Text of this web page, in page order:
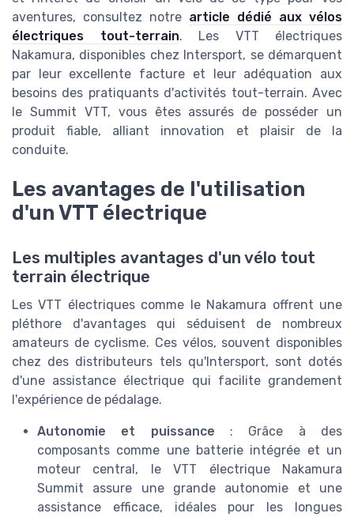
aventures, consultez notre article dédié aux vélos
électriques tout-terrain. Les VTT électriques
Nakamura, disponibles chez Intersport, se démarquent
par leur excellente facture et leur adéquation aux
besoins des pratiquants d'activités tout-terrain. Avec
le Summit VTT, vous êtes assurés de posséder un
produit fiable, alliant innovation et plaisir de la
conduite.
Les avantages de l'utilisation
d'un VTT électrique
Les multiples avantages d'un vélo tout
terrain électrique
Les VTT électriques comme le Nakamura offrent une
pléthore d'avantages qui séduisent de nombreux
amateurs de cyclisme. Ces vélos, souvent disponibles
chez des distributeurs tels qu'Intersport, sont dotés
d'une assistance électrique qui facilite grandement
l'expérience de pédalage.
Autonomie et puissance : Grâce à des
composants comme une batterie intégrée et un
moteur central, le VTT électrique Nakamura
Summit assure une grande autonomie et une
assistance efficace, idéales pour les longues